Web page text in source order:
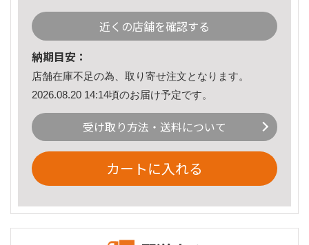
近くの店舗を確認する
納期目安：
店舗在庫不足の為、取り寄せ注文となります。
2026.08.20 14:14頃のお届け予定です。
受け取り方法・送料について
カートに入れる